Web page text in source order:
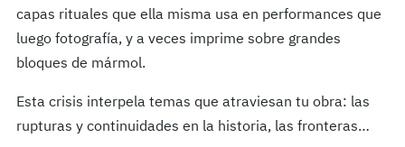
capas rituales que ella misma usa en performances que
luego fotografía, y a veces imprime sobre grandes
bloques de mármol.
Esta crisis interpela temas que atraviesan tu obra: las
rupturas y continuidades en la historia, las fronteras…